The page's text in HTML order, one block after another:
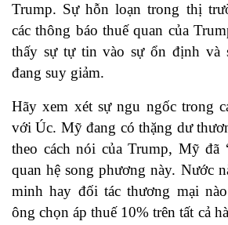
Trump. Sự hỗn loạn trong thị
các thông báo thuế quan của
thấy sự tự tin vào sự ổn định và
đang suy giảm.
Hãy xem xét sự ngu ngốc trong
với Úc. Mỹ đang có thặng dư
theo cách nói của Trump, Mỹ đã
quan hệ song phương này. Nước
minh hay đối tác thương mại
ông chọn áp thuế 10% trên tất cả